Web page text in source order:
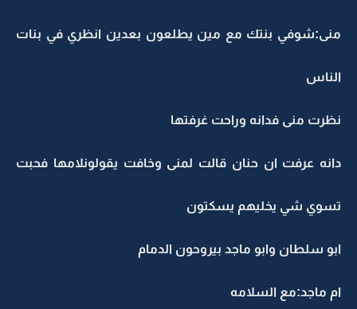
منى:شوفي بنتك مع مين يطلعون بعدين انظري في بنات
الناس
نظرت منى فدانه وراحت غرفتها
دانه عرفت ان حنان قالت لمنى وخافت يقولونلامها فحبت
تسوي شي يخليهم يسكتون
ابو سلطان وابو ماجد بيروحون الدمام
ام ماجد:مع السلامه